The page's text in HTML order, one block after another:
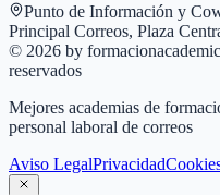
Punto de Información y
Principal Correos, Plaza
© 2026 by
reservados
Mejores academias de
personal laboral de correos
Aviso LegalPrivacidad